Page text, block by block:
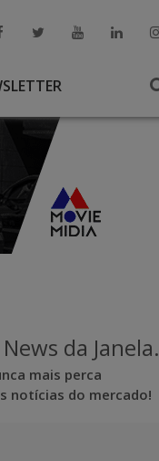
da Janela.
mais perca
notícias do mercado!